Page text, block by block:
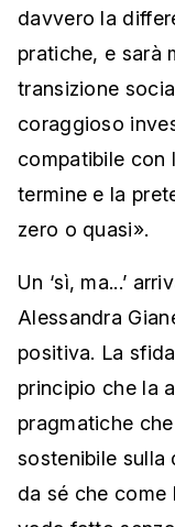
davvero la
pratiche, e sarà
transizione
coraggioso
compatibile con
termine e la
zero o quasi».
Un ‘sì, ma...’
Alessandra
positiva. La
principio che la
pragmatiche
sostenibile sulla
da sé che come